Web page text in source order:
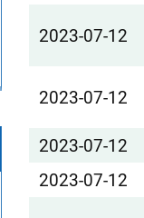
2023-07-12
2023-07-12
2023-07-12
2023-07-12